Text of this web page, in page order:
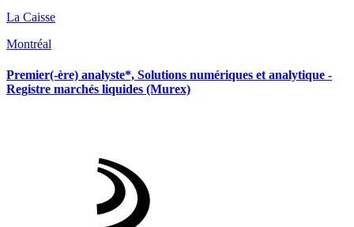
La Caisse
Montréal
Premier(-ère) analyste*, Solutions numériques et analytique -
Registre marchés liquides (Murex)